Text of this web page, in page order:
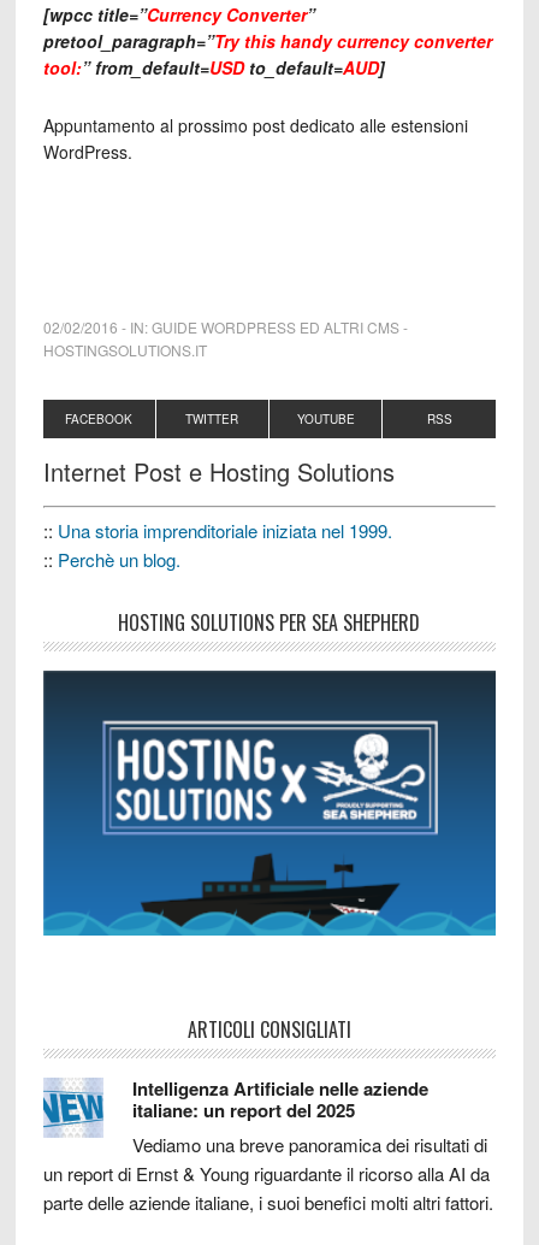
[wpcc title=”Currency Converter”
pretool_paragraph=”Try this handy currency converter
tool:” from_default=USDto_default=AUD]
Appuntamento al prossimo post dedicato alle estensioni
WordPress.
02/02/2016 - IN:GUIDE WORDPRESS ED ALTRI CMS-
HOSTINGSOLUTIONS.IT
FACEBOOK TWITTER YOUTUBE RSS
Internet Post e Hosting Solutions
:: Una storia imprenditoriale iniziata nel 1999.
:: Perchè un blog.
HOSTING SOLUTIONS PER SEA SHEPHERD
ARTICOLI CONSIGLIATI
Intelligenza Artificiale nelle aziende
italiane: un report del 2025
Vediamo una breve panoramica dei risultati di
un report di Ernst & Young riguardante il ricorso alla AI da
parte delle aziende italiane, i suoi benefici molti altri fattori.